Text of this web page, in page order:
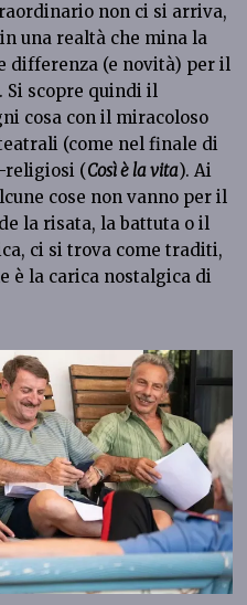
non ci si arriva,
una realtà che mina la
differenza (e novità) per il
Si scopre quindi il
cosa con il miracoloso
(come nel finale di
religiosi (Così è la vita). Ai
cose non vanno per il
la risata, la battuta o il
ci si trova come traditi,
è la carica nostalgica di